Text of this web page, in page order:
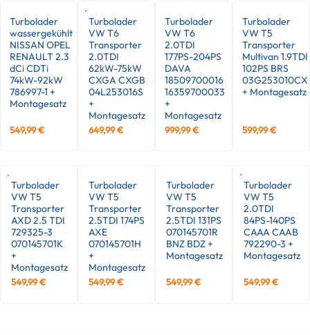
Turbolader
wassergekühlt
NISSAN OPEL
RENAULT 2.3
dCi CDTi
74kW-92kW
786997-1 +
Montagesatz
549,99€
Turbolader
VW T6
Transporter
2.0TDI
62kW-75kW
CXGA CXGB
04L253016S
+
Montagesatz
649,99€
Turbolader
VW T6
2.0TDI
177PS-204PS
DAVA
18509700016
16359700033
+
Montagesatz
999,99€
Turbolader
VW T5
Transporter
Multivan 1.9TDI
102PS BRS
03G253010CX
+ Montagesatz
599,99€
Turbolader
VW T5
Transporter
AXD 2.5 TDI
729325-3
070145701K
+
Montagesatz
549,99€
Turbolader
VW T5
Transporter
2.5TDI 174PS
AXE
070145701H
+
Montagesatz
549,99€
Turbolader
VW T5
Transporter
2.5TDI 131PS
070145701R
BNZ BDZ +
Montagesatz
549,99€
Turbolader
VW T5
2.0TDI
84PS-140PS
CAAA CAAB
792290-3 +
Montagesatz
549,99€